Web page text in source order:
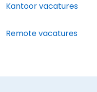
Kantoor vacatures
Remote vacatures